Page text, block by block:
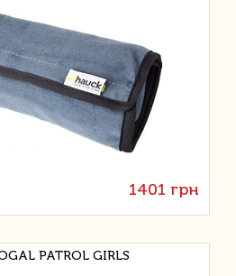
1401 грн
PATROL GIRLS